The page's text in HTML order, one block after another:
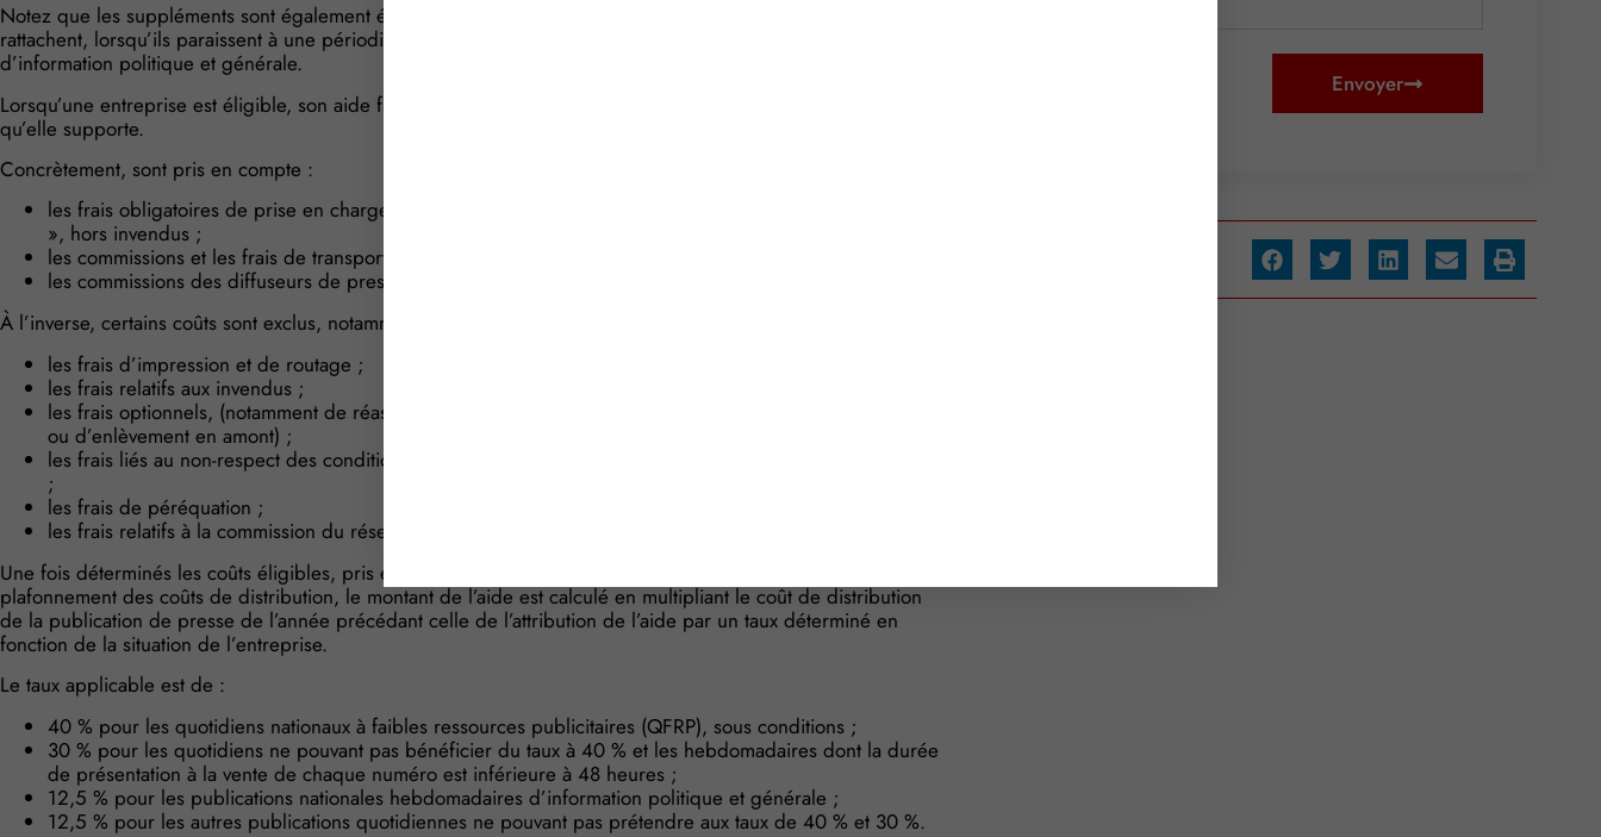
Notez que les suppléments sont également éligibles, au même titre que la publication à laquelle ils se
rattachent, lorsqu’ils paraissent à une périodicité au maximum hebdomadaire et répondent aux critères
d’information politique et générale.
Lorsqu’une entreprise est éligible, son aide financière est calculée en fonction des coûts de distribution
qu’elle supporte.
Concrètement, sont pris en compte :
les frais obligatoires de prise en charge, de traitement et de transport dits « de base » et de « niveau 1
», hors invendus ;
les commissions et les frais de transport dits « drop » des dépositaires de presse ;
les commissions des diffuseurs de presse.
À l’inverse, certains coûts sont exclus, notamment :
les frais d’impression et de routage ;
les frais relatifs aux invendus ;
les frais optionnels, (notamment de réassort, de complément de livraison, de réglage, d’éditions locales
ou d’enlèvement en amont) ;
les frais liés au non-respect des conditions de vente et de livraison ou au traitement de produits polluants
;
les frais de péréquation ;
les frais relatifs à la commission du réseau de la diffusion de la presse.
Une fois déterminés les coûts éligibles, pris en compte après remises et effet des mécanismes de
plafonnement des coûts de distribution, le montant de l’aide est calculé en multipliant le coût de distribution
de la publication de presse de l’année précédant celle de l’attribution de l’aide par un taux déterminé en
fonction de la situation de l’entreprise.
Le taux applicable est de :
40 % pour les quotidiens nationaux à faibles ressources publicitaires (QFRP), sous conditions ;
30 % pour les quotidiens ne pouvant pas bénéficier du taux à 40 % et les hebdomadaires dont la durée
de présentation à la vente de chaque numéro est inférieure à 48 heures ;
12,5 % pour les publications nationales hebdomadaires d’information politique et générale ;
12,5 % pour les autres publications quotidiennes ne pouvant pas prétendre aux taux de 40 % et 30 %.
Envoyer